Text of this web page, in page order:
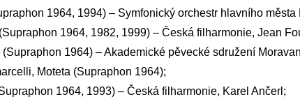
1964, 1994) – Symfonický orchestr hlavního
1964, 1982, 1999) – Česká filharmonie, Jean
1964) – Akademické pěvecké sdružení
Moteta (Supraphon 1964);
1964, 1993) – Česká filharmonie, Karel Ančerl;